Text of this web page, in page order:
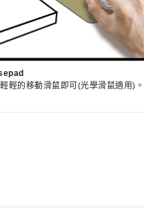
輕的移動滑鼠即可(光學滑鼠適用)。